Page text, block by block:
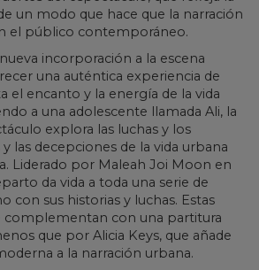
un modo que hace que la narración
el público contemporáneo.
incorporación a la escena
una auténtica experiencia de
el encanto y la energía de la vida
a una adolescente llamada Ali, la
explora las luchas y los
las decepciones de la vida urbana
Liderado por Maleah Joi Moon en
da vida a toda una serie de
con sus historias y luchas. Estas
complementan con una partitura
que por Alicia Keys, que añade
a la narración urbana.